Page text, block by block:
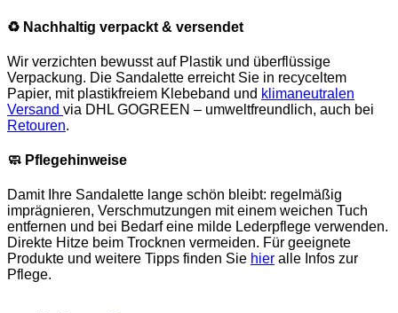
♻️ Nachhaltig verpackt & versendet
Wir verzichten bewusst auf Plastik und überflüssige
Verpackung. Die Sandalette erreicht Sie in recyceltem
Papier, mit plastikfreiem Klebeband und klimaneutralen
Versand via DHL GOGREEN – umweltfreundlich, auch bei
Retouren.
🧼 Pflegehinweise
Damit Ihre Sandalette lange schön bleibt: regelmäßig
imprägnieren, Verschmutzungen mit einem weichen Tuch
entfernen und bei Bedarf eine milde Lederpflege verwenden.
Direkte Hitze beim Trocknen vermeiden. Für geeignete
Produkte und weitere Tipps finden Sie hier alle Infos zur
Pflege.